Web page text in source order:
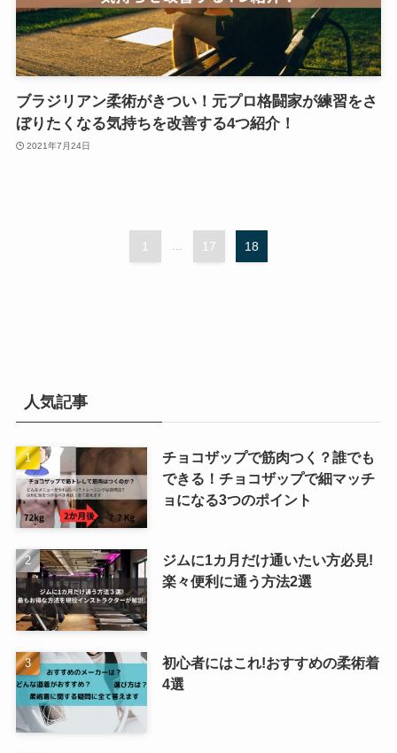
ブラジリアン柔術がきつい！元プロ格闘家が練習をさ
ぼりたくなる気持ちを改善する4つ紹介！
2021年7月24日
1 ... 17 18
人気記事
チョコザップで筋肉つく？誰でも
できる！チョコザップで細マッチ
ョになる3つのポイント
ジムに1カ月だけ通いたい方必見!
楽々便利に通う方法2選
初心者にはこれ!おすすめの柔術着
4選